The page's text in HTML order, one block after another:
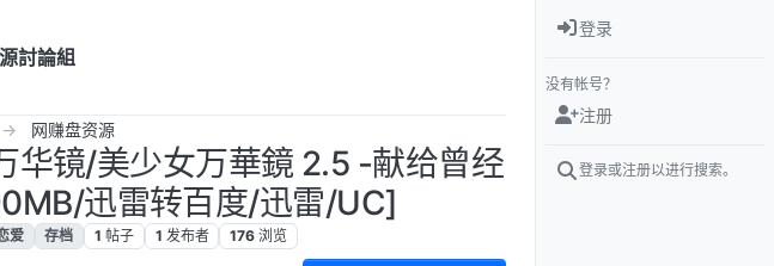
討論組
网赚盘资源
镜/美少女万華鏡 2.5 -献给曾经
迅雷转百度/迅雷/UC]
爱 存档 1 帖子 1 发布者 176 浏览
登录
没有帐号？
注册
登录或注册以进行搜索。